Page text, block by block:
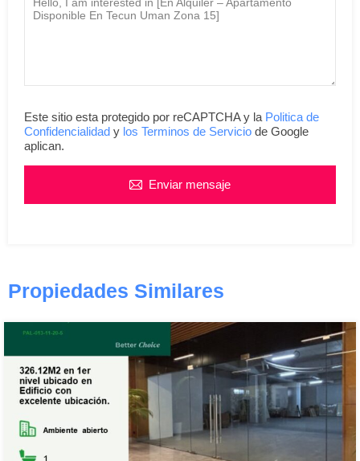
Este sitio esta protegido por reCAPTCHA y la Politica de
Confidencialidad y los Terminos de Servicio de Google
aplican.
Enviar mensaje
Propiedades Similares